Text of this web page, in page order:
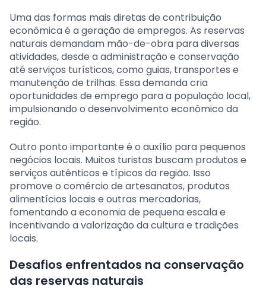
Uma das formas mais diretas de contribuição
econômica é a geração de empregos. As reservas
naturais demandam mão-de-obra para diversas
atividades, desde a administração e conservação
até serviços turísticos, como guias, transportes e
manutenção de trilhas. Essa demanda cria
oportunidades de emprego para a população local,
impulsionando o desenvolvimento econômico da
região.
Outro ponto importante é o auxílio para pequenos
negócios locais. Muitos turistas buscam produtos e
serviços autênticos e típicos da região. Isso
promove o comércio de artesanatos, produtos
alimentícios locais e outras mercadorias,
fomentando a economia de pequena escala e
incentivando a valorização da cultura e tradições
locais.
Desafios enfrentados na conservação
das reservas naturais